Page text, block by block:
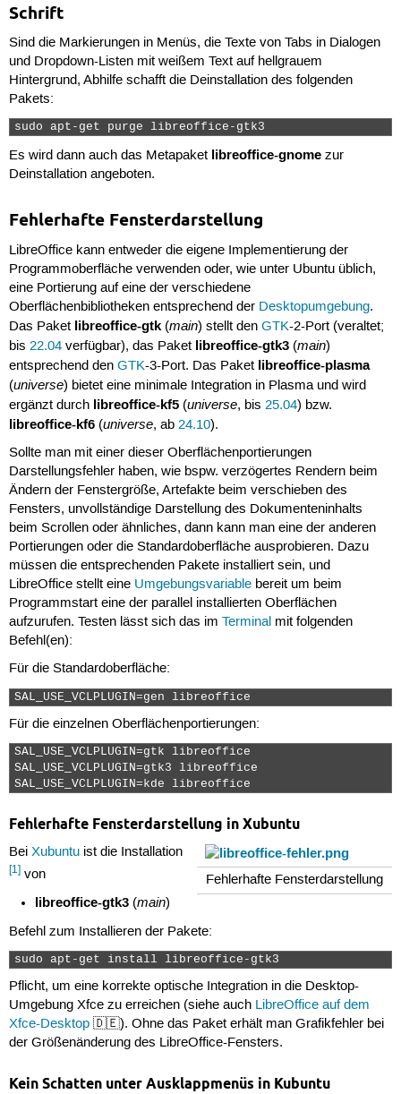
Schrift
Sind die Markierungen in Menüs, die Texte von Tabs in Dialogen
und Dropdown-Listen mit weißem Text auf hellgrauem
Hintergrund, Abhilfe schafft die Deinstallation des folgenden
Pakets:
sudo apt-get purge libreoffice-gtk3
Es wird dann auch das Metapaket libreoffice-gnomezur
Deinstallation angeboten.
Fehlerhafte Fensterdarstellung
LibreOffice kann entweder die eigene Implementierung der
Programmoberfläche verwenden oder, wie unter Ubuntu üblich,
eine Portierung auf eine der verschiedene
Oberflächenbibliotheken entsprechend der Desktopumgebung.
Das Paket libreoffice-gtk(main) stellt den GTK-2-Port (veraltet;
bis 22.04verfügbar), das Paket libreoffice-gtk3(main)
entsprechend den GTK-3-Port. Das Paket libreoffice-plasma
(universe) bietet eine minimale Integration in Plasma und wird
ergänzt durch libreoffice-kf5(universe, bis 25.04) bzw.
libreoffice-kf6(universe, ab 24.10).
Sollte man mit einer dieser Oberflächenportierungen
Darstellungsfehler haben, wie bspw. verzögertes Rendern beim
Ändern der Fenstergröße, Artefakte beim verschieben des
Fensters, unvollständige Darstellung des Dokumenteninhalts
beim Scrollen oder ähnliches, dann kann man eine der anderen
Portierungen oder die Standardoberfläche ausprobieren. Dazu
müssen die entsprechenden Pakete installiert sein, und
LibreOffice stellt eine Umgebungsvariablebereit um beim
Programmstart eine der parallel installierten Oberflächen
aufzurufen. Testen lässt sich das im Terminalmit folgenden
Befehl(en):
Für die Standardoberfläche:
SAL_USE_VCLPLUGIN=gen libreoffice
Für die einzelnen Oberflächenportierungen:
SAL_USE_VCLPLUGIN=gtk libreoffice
SAL_USE_VCLPLUGIN=gtk3 libreoffice
SAL_USE_VCLPLUGIN=kde libreoffice
Fehlerhafte Fensterdarstellung in Xubuntu
Fehlerhafte Fensterdarstellung
Bei Xubuntuist die Installation
[1]von
libreoffice-gtk3 (main)
Befehl zum Installieren der Pakete:
sudo apt-get install libreoffice-gtk3
Pflicht, um eine korrekte optische Integration in die Desktop-
Umgebung Xfce zu erreichen (siehe auch LibreOffice auf dem
Xfce-Desktop🇩🇪). Ohne das Paket erhält man Grafikfehler bei
der Größenänderung des LibreOffice-Fensters.
Kein Schatten unter Ausklappmenüs in Kubuntu